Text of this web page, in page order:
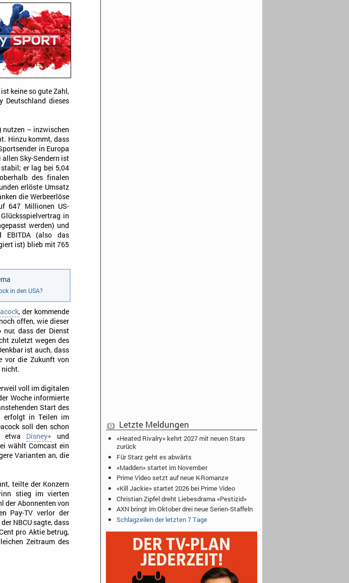
keine so gute Zahl,
Deutschland dieses
nutzen – inzwischen
Hinzu kommt, dass
in Europa
Sky-Sendern ist
er lag bei 5,04
des finalen
erlöste Umsatz
die Werbeerlöse
647 Millionen US-
in
werden) und
EBITDA (also das
ist) blieb mit 765
in den USA?
, der kommende
offen, wie dieser
dass der Dienst
zuletzt wegen des
ist auch, dass
vor die Zukunft von
nicht.
voll im digitalen
Woche informierte
Start des
erfolgt in Teilen im
soll den schon
etwa Disney+ und
wählt Comcast ein
Varianten an, die
teilte der Konzern
stieg im vierten
der Abonnenten von
Pay-TV verlor der
NBCU sagte, dass
pro Aktie betrug,
Zeitraum des
Letzte Meldungen
«Heated Rivalry» kehrt 2027 mit neuen Stars
zurück
Für Starz geht es abwärts
«Madden» startet im November
Prime Video setzt auf neue K-Romanze
«Kill Jackie» startet 2026 bei Prime Video
Christian Zipfel dreht Liebesdrama «Pestizid»
AXN bringt im Oktober drei neue Serien-Staffeln
Schlagzeilen der letzten 7 Tage